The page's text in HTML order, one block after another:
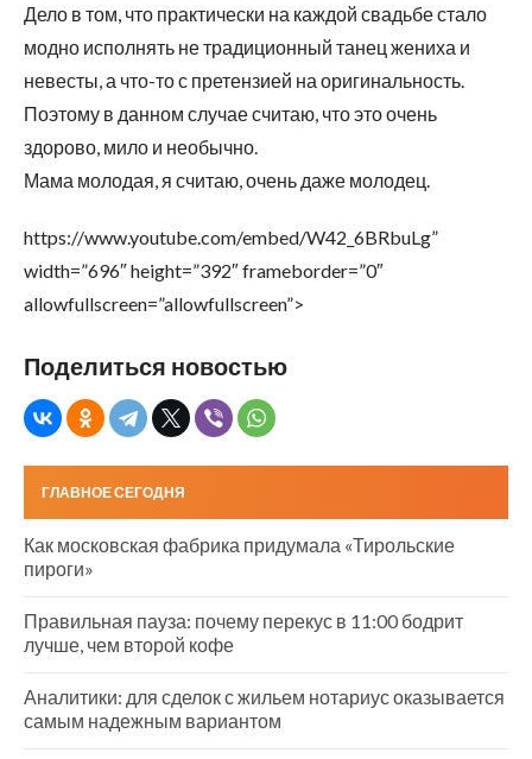
Дело в том, что практически на каждой свадьбе стало
модно исполнять не традиционный танец жениха и
невесты, а что-то с претензией на оригинальность.
Поэтому в данном случае считаю, что это очень
здорово, мило и необычно.
Мама молодая, я считаю, очень даже молодец.
https://www.youtube.com/embed/W42_6BRbuLg”
width=”696″ height=”392″ frameborder=”0″
allowfullscreen=”allowfullscreen”>
Поделиться новостью
ГЛАВНОЕ СЕГОДНЯ
Как московская фабрика придумала «Тирольские
пироги»
Правильная пауза: почему перекус в 11:00 бодрит
лучше, чем второй кофе
Аналитики: для сделок с жильем нотариус оказывается
самым надежным вариантом